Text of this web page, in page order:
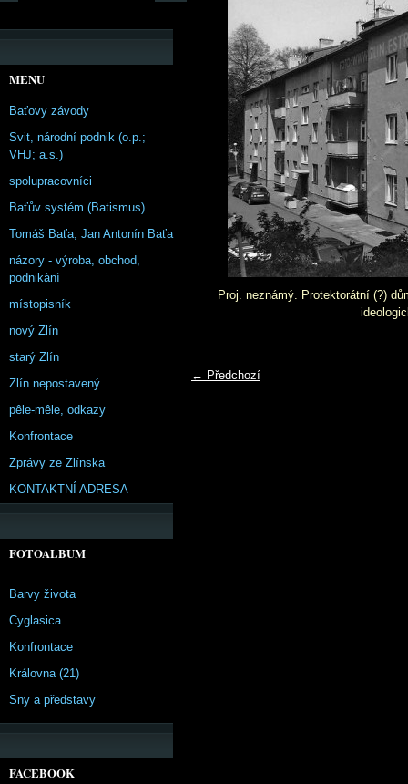
Proj. neznámý. Protektorátní (?)
← Předchozí
MENU
Baťovy závody
Svit, národní podnik (o.p.;
VHJ; a.s.)
spolupracovníci
Baťův systém (Batismus)
Tomáš Baťa; Jan Antonín Baťa
názory - výroba, obchod,
podnikání
místopisník
nový Zlín
starý Zlín
Zlín nepostavený
pêle-mêle, odkazy
Konfrontace
Zprávy ze Zlínska
KONTAKTNÍ ADRESA
FOTOALBUM
Barvy života
Cyglasica
Konfrontace
Královna (21)
Sny a představy
FACEBOOK